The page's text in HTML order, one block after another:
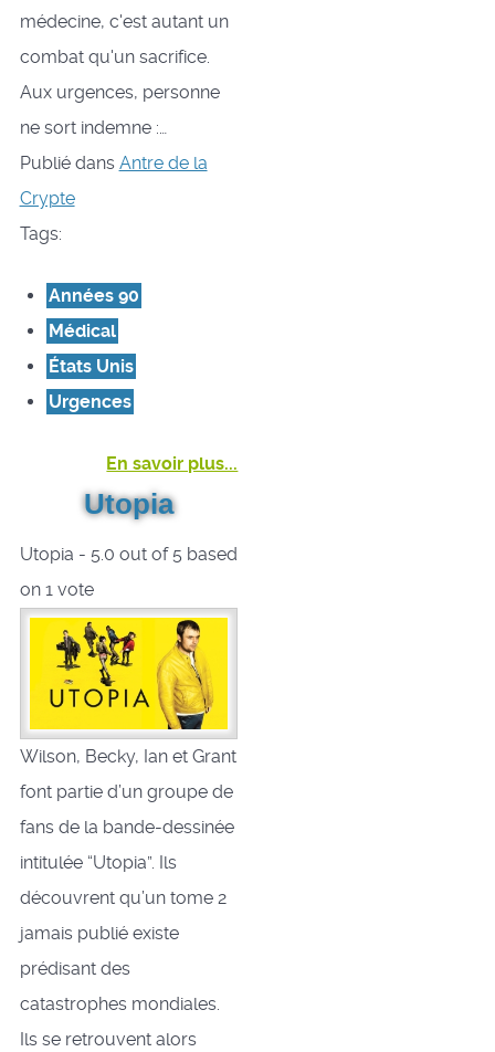
médecine, c'est autant un
combat qu'un sacrifice.
Aux urgences, personne
ne sort indemne :…
Publié dans Antre de la
Crypte
Tags:
Années 90
Médical
États Unis
Urgences
En savoir plus...
Utopia
Utopia - 5.0 out of 5 based
on 1vote
Wilson, Becky, Ian et Grant
font partie d’un groupe de
fans de la bande-dessinée
intitulée “Utopia”. Ils
découvrent qu’un tome 2
jamais publié existe
prédisant des
catastrophes mondiales.
Ils se retrouvent alors